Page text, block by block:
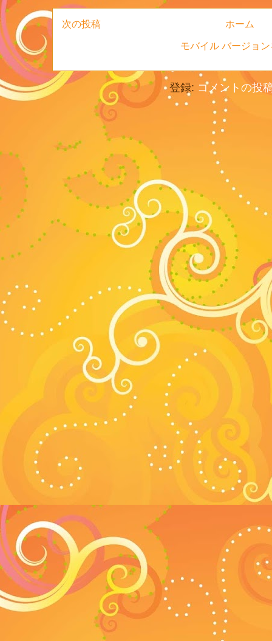
次の投稿 ホーム
モバイル バージョ
登録: コメントの投